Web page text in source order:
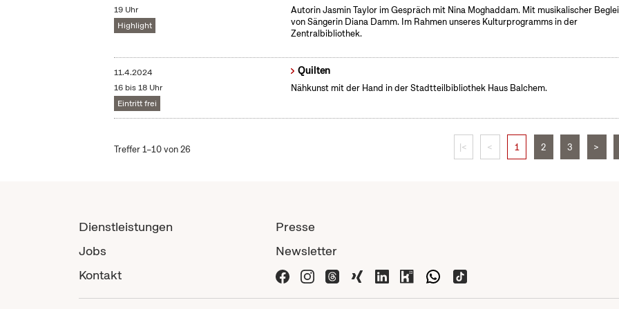
19 Uhr
Highlight
Autorin Jasmin Taylor im Gespräch mit Nina Moghaddam. Mit musikalischer
von Sängerin Diana Damm. Im Rahmen unseres Kulturprogramms in der
Zentralbibliothek.
11.4.2024
16 bis 18 Uhr
Eintritt frei
Quilten
Nähkunst mit der Hand in der Stadtteilbibliothek Haus Balchem.
Treffer 1–10 von 26 |< < 1 2 3 >
Dienstleistungen
Jobs
Kontakt
Presse
Newsletter